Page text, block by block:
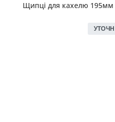
Щипці для кахелю 195мм